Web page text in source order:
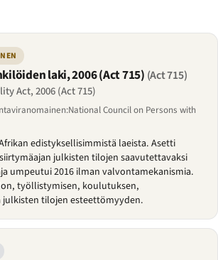
laki, 2006 (Act 715) (Act 715)
Act, 2006 (Act 715)
Council on Persons with
edistyksellisimmistä laeista. Asetti
julkisten tilojen saavutettavaksi
umpeutui 2016 ilman valvontamekanismia.
työllistymisen, koulutuksen,
tilojen esteettömyyden.